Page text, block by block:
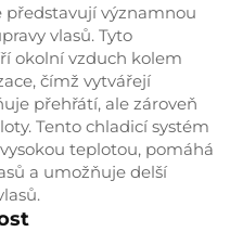
významnou
vlasů. Tyto
okolní vzduch kolem
čímž vytvářejí
přehřátí, ale zároveň
Tento chladicí systém
teplotou, pomáhá
a umožňuje delší